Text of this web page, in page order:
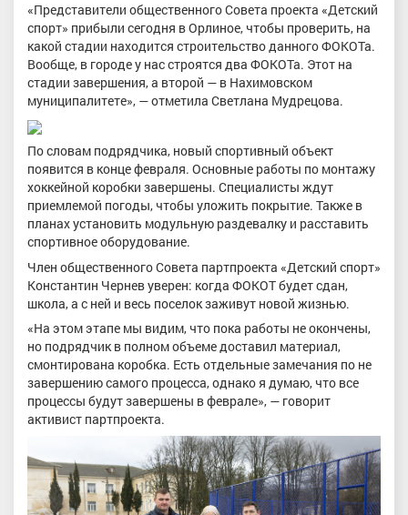
«Представители общественного Совета проекта «Детский
спорт» прибыли сегодня в Орлиное, чтобы проверить, на
какой стадии находится строительство данного ФОКОТа.
Вообще, в городе у нас строятся два ФОКОТа. Этот на
стадии завершения, а второй — в Нахимовском
муниципалитете», — отметила Светлана Мудрецова.
По словам подрядчика, новый спортивный объект
появится в конце февраля. Основные работы по монтажу
хоккейной коробки завершены. Специалисты ждут
приемлемой погоды, чтобы уложить покрытие. Также в
планах установить модульную раздевалку и расставить
спортивное оборудование.
Член общественного Совета партпроекта «Детский спорт»
Константин Чернев уверен: когда ФОКОТ будет сдан,
школа, а с ней и весь поселок заживут новой жизнью.
«На этом этапе мы видим, что пока работы не окончены,
но подрядчик в полном объеме доставил материал,
смонтирована коробка. Есть отдельные замечания по не
завершению самого процесса, однако я думаю, что все
процессы будут завершены в феврале», — говорит
активист партпроекта.